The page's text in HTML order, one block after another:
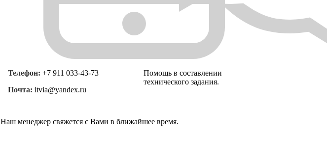
Телефон: +7 911 033-43-73
Почта: itvia@yandex.ru
Помощь в составлении
технического задания.
Наш менеджер свяжется с Вами в ближайшее время.